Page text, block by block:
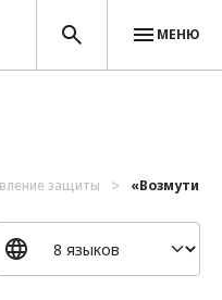
МЕНЮ
защиты